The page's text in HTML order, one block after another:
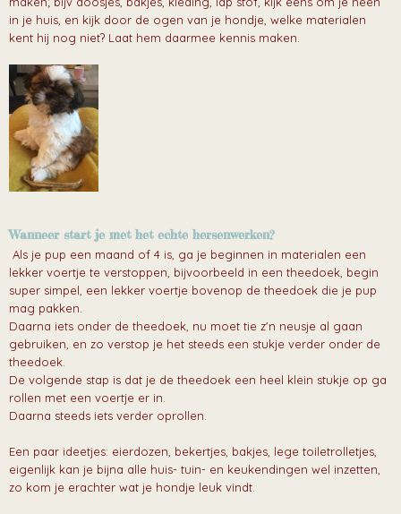
in je huis, en kijk door de ogen van je hondje, welke materialen
kent hij nog niet? Laat hem daarmee kennis maken.
Wanneer start je met het echte hersenwerken?
Als je pup een maand of 4 is, ga je beginnen in materialen een
lekker voertje te verstoppen, bijvoorbeeld in een theedoek, begin
super simpel, een lekker voertje bovenop de theedoek die je pup
mag pakken.
Daarna iets onder de theedoek, nu moet tie z'n neusje al gaan
gebruiken, en zo verstop je het steeds een stukje verder onder de
theedoek.
De volgende stap is dat je de theedoek een heel klein stukje op ga
rollen met een voertje er in.
Daarna steeds iets verder oprollen.
Een paar ideetjes: eierdozen, bekertjes, bakjes, lege toiletrolletjes,
eigenlijk kan je bijna alle huis- tuin- en keukendingen wel inzetten,
zo kom je erachter wat je hondje leuk vindt.